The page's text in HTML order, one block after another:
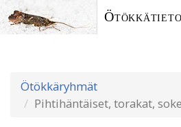
Ötökkätieto
Ötökkäryhmät
Pihtihäntäiset, torakat,